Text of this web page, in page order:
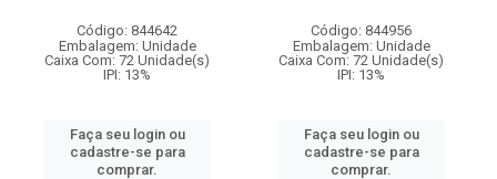
Código: 844642
Embalagem: Unidade
Caixa Com: 72 Unidade(s)
IPI: 13%
Faça seu login ou
cadastre-se para
comprar.
Código: 844956
Embalagem: Unidade
Caixa Com: 72 Unidade(s)
IPI: 13%
Faça seu login ou
cadastre-se para
comprar.